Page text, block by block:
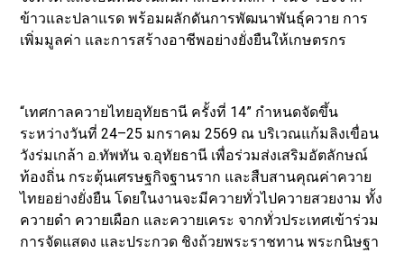
ข้าวและปลาแรด พร้อมผลักดันการพัฒนาพันธุ์ควาย การ
เพิ่มมูลค่า และการสร้างอาชีพอย่างยั่งยืนให้เกษตรกร
“เทศกาลควายไทยอุทัยธานี ครั้งที่ 14” กำหนดจัดขึ้น
ระหว่างวันที่ 24–25 มกราคม 2569 ณ บริเวณแก้มลิงเขื่อน
วังร่มเกล้า อ.ทัพทัน จ.อุทัยธานี เพื่อร่วมส่งเสริมอัตลักษณ์
ท้องถิ่น กระตุ้นเศรษฐกิจฐานราก และสืบสานคุณค่าควาย
ไทยอย่างยั่งยืน โดยในงานจะมีควายทั่วไปควายสวยงาม ทั้ง
ควายดำ ควายเผือก และควายเคระ จากทั่วประเทศเข้าร่วม
การจัดแสดง และประกวด ชิงถ้วยพระราชทาน พระกนิษฐา